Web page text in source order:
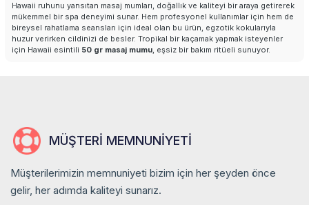
Hawaii ruhunu yansıtan masaj mumları, doğallık ve kaliteyi bir araya getirerek
mükemmel bir spa deneyimi sunar. Hem profesyonel kullanımlar için hem de
bireysel rahatlama seansları için ideal olan bu ürün, egzotik kokularıyla
huzur verirken cildinizi de besler. Tropikal bir kaçamak yapmak isteyenler
için Hawaii esintili 50 gr masaj mumu, eşsiz bir bakım ritüeli sunuyor.
MÜŞTERI MEMNUNIYETI
Müşterilerimizin memnuniyeti bizim için her şeyden önce
gelir, her adımda kaliteyi sunarız.